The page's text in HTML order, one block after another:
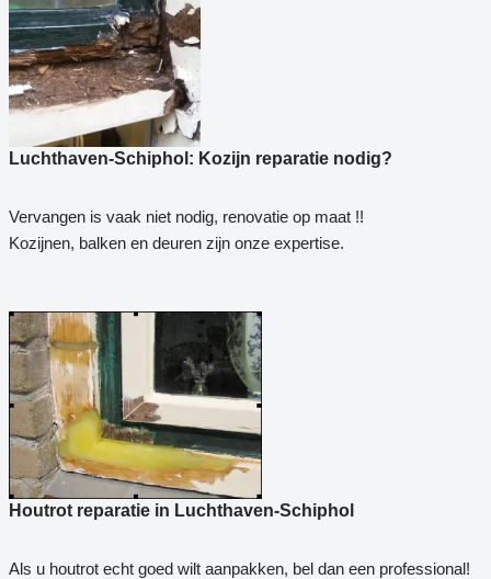
Luchthaven-Schiphol: Kozijn reparatie nodig?
Vervangen is vaak niet nodig, renovatie op maat !!
Kozijnen, balken en deuren zijn onze expertise.
Houtrot reparatie in Luchthaven-Schiphol
Als u houtrot echt goed wilt aanpakken, bel dan een professional!